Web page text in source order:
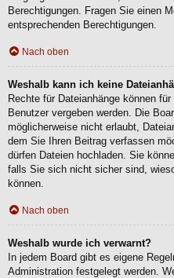
Berechtigungen. Fragen Sie einen
entsprechenden Berechtigungen.
Nach oben
Weshalb kann ich keine
Rechte für Dateianhänge können
Benutzer vergeben werden. Die
möglicherweise nicht erlaubt,
dem Sie Ihren Beitrag verfassen
dürfen Dateien hochladen. Sie
falls Sie sich nicht sicher sind,
können.
Nach oben
Weshalb wurde ich verwarnt?
In jedem Board gibt es eigene
Administration festgelegt werden.